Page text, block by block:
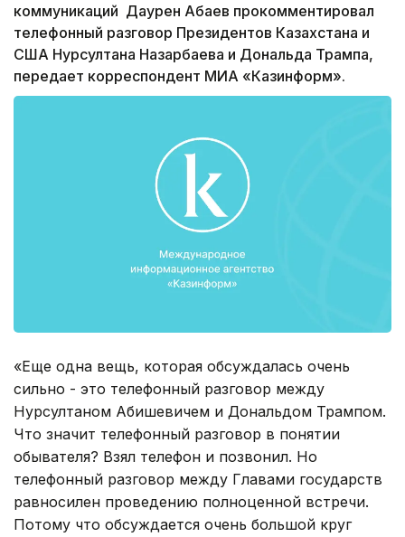
коммуникаций Даурен Абаев прокомментировал
телефонный разговор Президентов Казахстана и
США Нурсултана Назарбаева и Дональда Трампа,
передает корреспондент МИА «Казинформ».
«Еще одна вещь, которая обсуждалась очень
сильно - это телефонный разговор между
Нурсултаном Абишевичем и Дональдом Трампом.
Что значит телефонный разговор в понятии
обывателя? Взял телефон и позвонил. Но
телефонный разговор между Главами государств
равносилен проведению полноценной встречи.
Потому что обсуждается очень большой круг